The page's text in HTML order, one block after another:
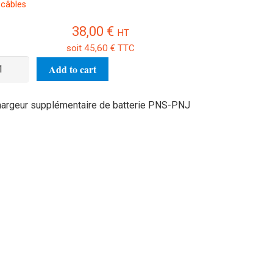
38,00 € HT
soit 45,60 €TTC
Add to cart
supplémentaire de batterie PNS-PNJ